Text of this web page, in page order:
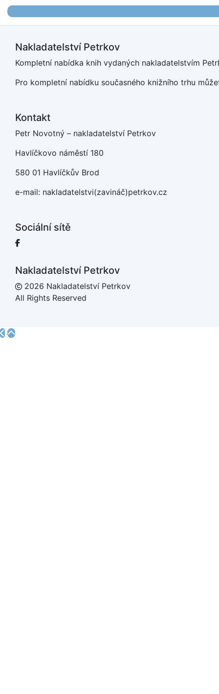
Nakladatelství Petrkov
Kompletní nabídka knih vydaných nakladatelstvím
Pro kompletní nabídku současného knižního trhu
Kontakt
Petr Novotný – nakladatelství Petrkov
Havlíčkovo náměstí 180
580 01 Havlíčkův Brod
e-mail: nakladatelstvi(zavináč)petrkov.cz
Sociální sítě
Nakladatelství Petrkov
2026 Nakladatelství Petrkov
All Rights Reserved